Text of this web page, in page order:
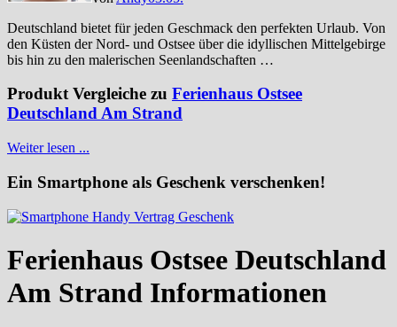
Deutschland bietet für jeden Geschmack den perfekten Urlaub. Von
den Küsten der Nord- und Ostsee über die idyllischen Mittelgebirge
bis hin zu den malerischen Seenlandschaften …
Produkt Vergleiche zu Ferienhaus Ostsee
Deutschland Am Strand
Weiter lesen ...
Ein Smartphone als Geschenk verschenken!
Ferienhaus Ostsee Deutschland
Am Strand Informationen